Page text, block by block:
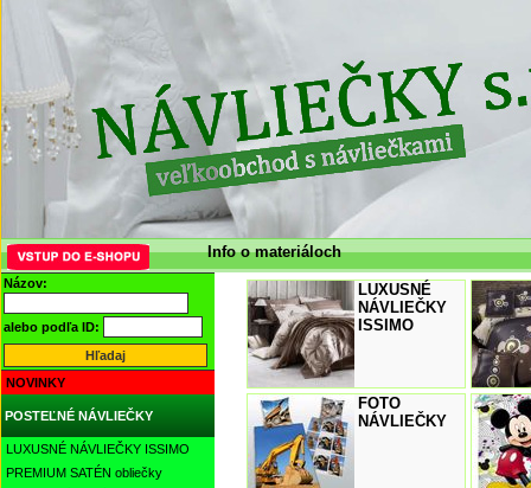
Info o materiáloch
Názov:
alebo podľa ID:
NOVINKY
POSTEĽNÉ NÁVLIEČKY
LUXUSNÉ NÁVLIEČKY ISSIMO
PREMIUM SATÉN obliečky
LUXUSNÉ
NÁVLIEČKY
ISSIMO
FOTO
NÁVLIEČKY